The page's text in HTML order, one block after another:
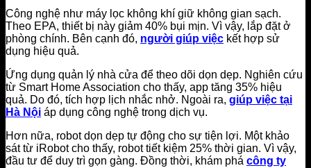
Công nghệ như máy lọc không khí giữ không gian sạch.
Theo EPA, thiết bị này giảm 40% bụi mịn. Vì vậy, lắp đặt ở
phòng chính. Bên cạnh đó, người giúp việc kết hợp sử
dụng hiệu quả.
Ứng dụng quản lý nhà cửa để theo dõi dọn dẹp. Nghiên cứu
từ Smart Home Association cho thấy, app tăng 35% hiệu
quả. Do đó, tích hợp lịch nhắc nhở. Ngoài ra, giúp việc tại
Hà Nội áp dụng công nghệ trong dịch vụ.
Hơn nữa, robot dọn dẹp tự động cho sự tiện lợi. Một khảo
sát từ iRobot cho thấy, robot tiết kiệm 25% thời gian. Vì vậy,
đầu tư để duy trì gọn gàng. Đồng thời, khám phá công ty